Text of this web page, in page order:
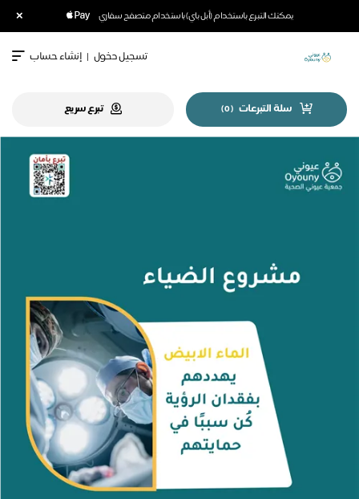
يمكنك التبرع باستخدام (أبل باي) باستخدام متصفح سفاري ×
تسجيل دخول | إنشاء حساب
سلة التبرعات (
0
) تبرع سريع